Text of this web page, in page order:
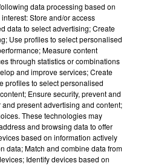
: UNE FEMME ET
ET LA...
data processing based on
Store and/or access
data to select advertising; Create
Use profiles to select personalised
Measure content
through statistics or combinations
and improve services; Create
profiles to select personalised
Ensure security, prevent and
present advertising and content;
These technologies may
and browsing data to offer
based on information actively
data; Match and combine data from
Identify devices based on